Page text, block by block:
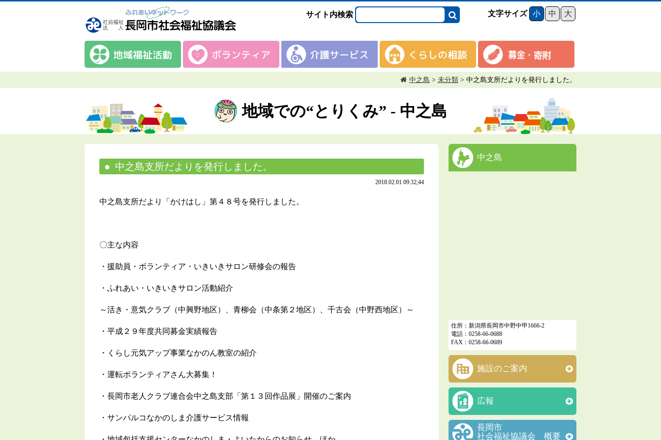
サイト内検索 文字サイズ 小 中 大
中之島 > 未分類 > 中之島支所だよりを発行しました。
地域での“とりくみ” - 中之島
中之島支所だよりを発行しました。
2018.02.01 09:32;44
中之島支所だより「かけはし」第４８号を発行しました。
〇主な内容
・援助員・ボランティア・いきいきサロン研修会の報告
・ふれあい・いきいきサロン活動紹介
～活き・意気クラブ（中興野地区）、青柳会（中条第２地区）、千古会（中野西地区）～
・平成２９年度共同募金実績報告
・くらし元気アップ事業なかのん教室の紹介
・運転ボランティアさん大募集！
・長岡市老人クラブ連合会中之島支部「第１３回作品展」開催のご案内
・サンパルコなかのしま介護サービス情報
中之島
住所：新潟県長岡市中野中甲1666-2
電話：0258-66-0688
FAX：0258-66-0689
施設のご案内
広報
長岡市
社会福祉協議会 概要